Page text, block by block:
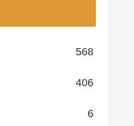
568
406
6